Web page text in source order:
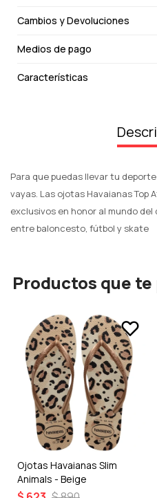
Cambios y Devoluciones
Medios de pago
Características
Para que puedas llevar tu
vayas. Las ojotas Havaianas
exclusivos en honor al mundo
entre baloncesto, fútbol y skate
Productos que
Ojotas Havaianas Slim
Animals - Beige